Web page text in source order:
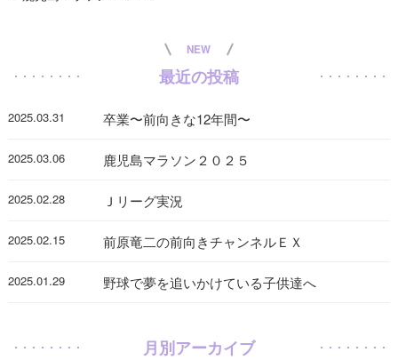
NEW
最近の投稿
2025.03.31 卒業〜前向きな12年間〜
2025.03.06 鹿児島マラソン２０２５
2025.02.28 Ｊリーグ実況
2025.02.15 前原竜二の前向きチャンネルＥＸ
2025.01.29 野球で夢を追いかけている子供達へ
月別アーカイブ